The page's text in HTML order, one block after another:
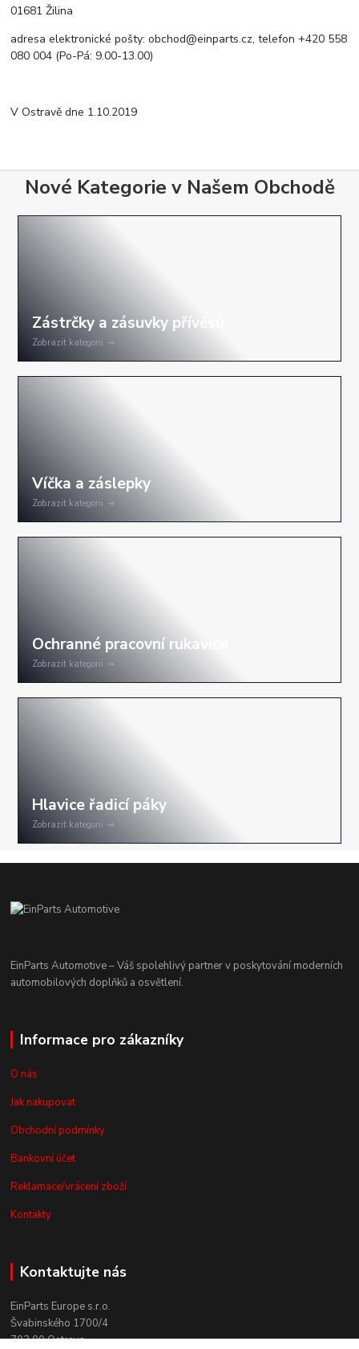
01681 Žilina
adresa elektronické pošty: obchod@einparts.cz, telefon +420 558
080 004 (Po-Pá: 9.00-13.00)
V Ostravě dne 1.10.2019
Nové Kategorie v Našem Obchodě
Zobrazit kategorii
Zobrazit kategorii
Zobrazit kategorii
Zobrazit kategorii
EinParts Automotive – Váš spolehlivý partner v poskytování moderních
automobilových doplňků a osvětlení.
Informace pro zákazníky
O nás
Jak nakupovat
Obchodní podmínky
Bankovní účet
Reklamace/vrácení zboží
Kontakty
Kontaktujte nás
EinParts Europe s.r.o.
Švabinského 1700/4
702 00 Ostrava